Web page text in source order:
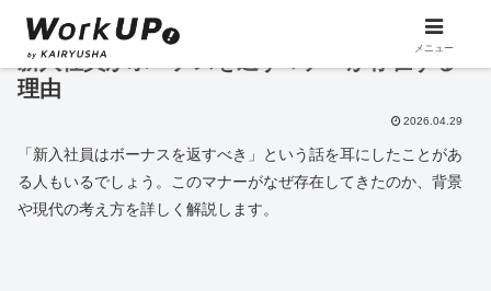
新入社員がボーナスを返すマナーが存在する
理由
2026.04.29
「新入社員はボーナスを返すべき」という話を耳にしたことがあ
る人もいるでしょう。このマナーがなぜ存在してきたのか、背景
や現代の考え方を詳しく解説します。
メニュー